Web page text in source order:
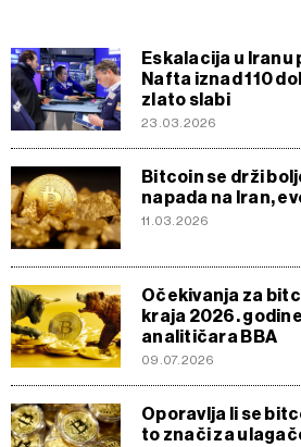
Eskalacija u
Nafta iznad 110
zlato slabi
23.03.2026
Bitcoin se drži
napada na Iran,
11.03.2026
Očekivanja za
kraja 2026.
analitičara BBA
09.07.2026
Oporavlja li se
to znači za